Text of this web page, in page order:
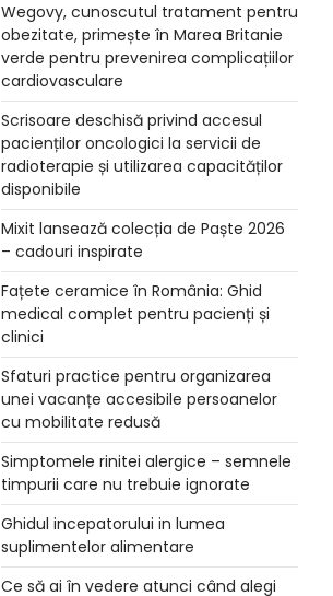
Wegovy, cunoscutul tratament pentru
obezitate, primește în Marea Britanie
verde pentru prevenirea complicațiilor
cardiovasculare
Scrisoare deschisă privind accesul
pacienților oncologici la servicii de
radioterapie și utilizarea capacităților
disponibile
Mixit lansează colecția de Paște 2026
– cadouri inspirate
Fațete ceramice în România: Ghid
medical complet pentru pacienți și
clinici
Sfaturi practice pentru organizarea
unei vacanțe accesibile persoanelor
cu mobilitate redusă
Simptomele rinitei alergice – semnele
timpurii care nu trebuie ignorate
Ghidul incepatorului in lumea
suplimentelor alimentare
Ce să ai în vedere atunci când alegi